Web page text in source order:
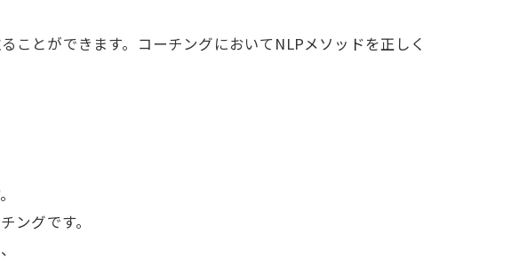
とができます。コーチングにおいてNLPメソッドを正しく
ングです。